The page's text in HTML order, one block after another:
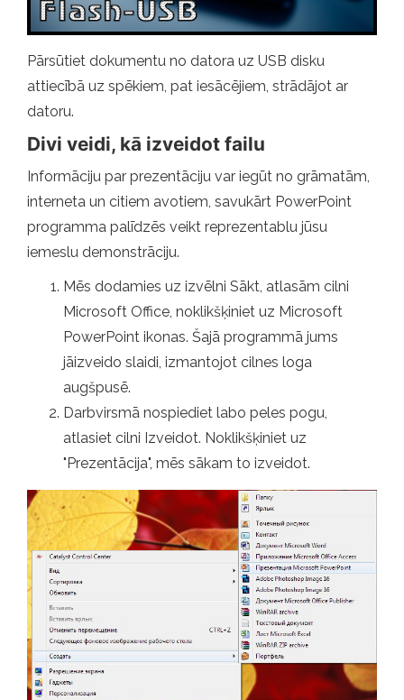
Pārsūtiet dokumentu no datora uz USB disku
attiecībā uz spēkiem, pat iesācējiem, strādājot ar
datoru.
Divi veidi, kā izveidot failu
Informāciju par prezentāciju var iegūt no grāmatām,
interneta un citiem avotiem, savukārt PowerPoint
programma palīdzēs veikt reprezentablu jūsu
iemeslu demonstrāciju.
Mēs dodamies uz izvēlni Sākt, atlasām cilni
Microsoft Office, noklikšķiniet uz Microsoft
PowerPoint ikonas. Šajā programmā jums
jāizveido slaidi, izmantojot cilnes loga
augšpusē.
Darbvirsmā nospiediet labo peles pogu,
atlasiet cilni Izveidot. Noklikšķiniet uz
"Prezentācija", mēs sākam to izveidot.